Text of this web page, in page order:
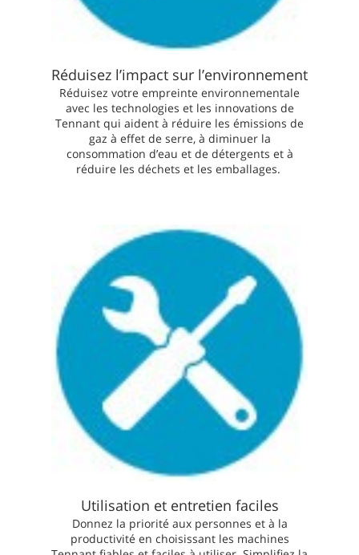
Réduisez l’impact sur l’environnement
Réduisez votre empreinte environnementale
avec les technologies et les innovations de
Tennant qui aident à réduire les émissions de
gaz à effet de serre, à diminuer la
consommation d’eau et de détergents et à
réduire les déchets et les emballages.
Utilisation et entretien faciles
Donnez la priorité aux personnes et à la
productivité en choisissant les machines